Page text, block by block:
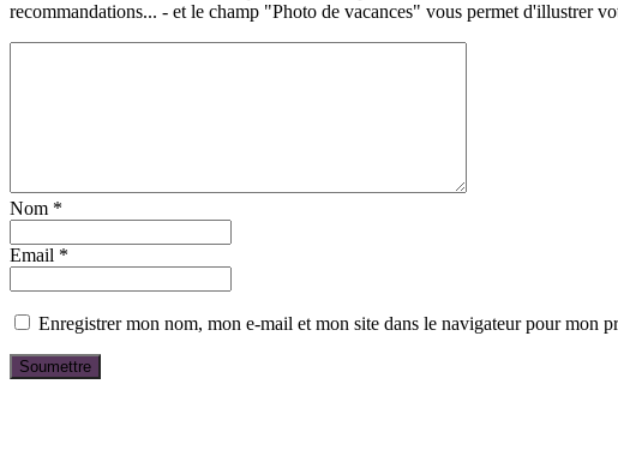
recommandations... - et le champ "Photo de vacances" vous permet d'illustrer
Nom *
Email *
Enregistrer mon nom, mon e-mail et mon site dans le navigateur pour mon